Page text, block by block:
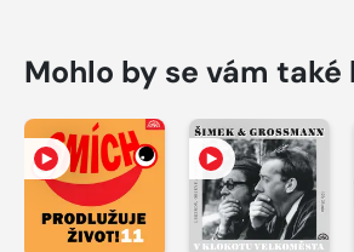
Mohlo by se vám